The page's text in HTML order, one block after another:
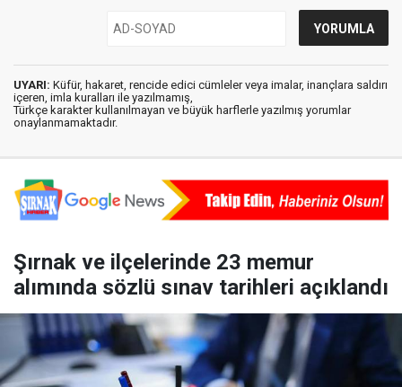
UYARI: Küfür, hakaret, rencide edici cümleler veya imalar, inançlara saldırı
içeren, imla kuralları ile yazılmamış,
Türkçe karakter kullanılmayan ve büyük harflerle yazılmış yorumlar
onaylanmamaktadır.
Şırnak ve ilçelerinde 23 memur
alımında sözlü sınav tarihleri açıklandı